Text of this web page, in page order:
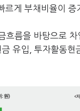
게 부채비율이 증
흐름을 바탕으로
유입, 투자활동현